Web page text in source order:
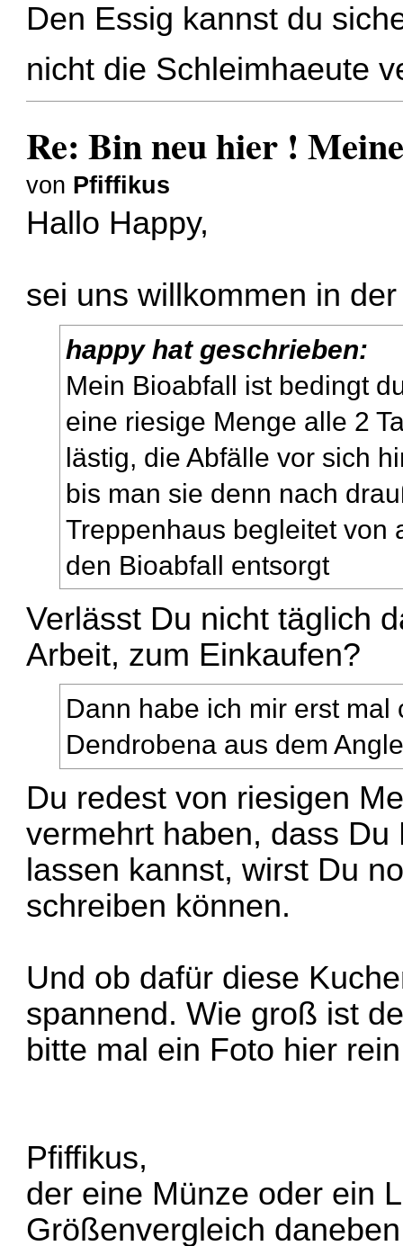
Den Essig kannst du
nicht die Schleimhaeute
Re: Bin neu hier !
von Pfiffikus
Hallo Happy,
sei uns willkommen in
happy hat geschrieben:
Mein Bioabfall ist bedingt
eine riesige Menge alle 2
lästig, die Abfälle vor sich
bis man sie denn nach
Treppenhaus begleitet von
den Bioabfall entsorgt
Verlässt Du nicht täglich
Arbeit, zum Einkaufen?
Dann habe ich mir erst mal
Dendrobena aus dem
Du redest von riesigen
vermehrt haben, dass
lassen kannst, wirst Du
schreiben können.
Und ob dafür diese
spannend. Wie groß ist
bitte mal ein Foto hier
Pfiffikus,
der eine Münze oder ein
Größenvergleich